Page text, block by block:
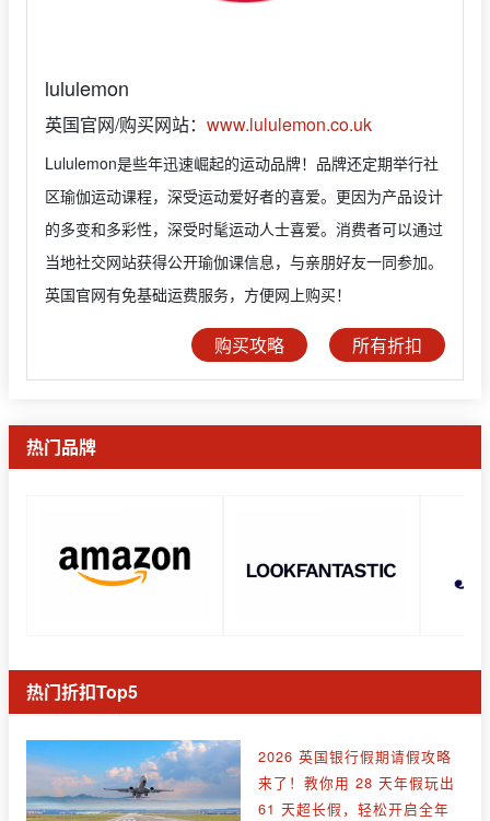
lululemon
英国官网/购买网站： www.lululemon.co.uk
Lululemon是些年迅速崛起的运动品牌！品牌还定期举行社
区瑜伽运动课程，深受运动爱好者的喜爱。更因为产品设计
的多变和多彩性，深受时髦运动人士喜爱。消费者可以通过
当地社交网站获得公开瑜伽课信息，与亲朋好友一同参加。
英国官网有免基础运费服务，方便网上购买！
购买攻略 所有折扣
热门品牌
热门折扣Top5
2026 英国银行假期请假攻略
来了！教你用 28 天年假玩出
61 天超长假，轻松开启全年